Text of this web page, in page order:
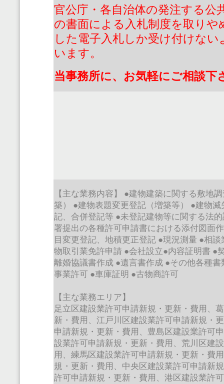
官公庁・各自治体の発注する公
の書面による入札制度を取り
した電子入札しか受け付けな
います。
当事務所に、お気軽にご相談下
【主な業務内容】 ●建物建築に関する敷地
築）
●建物表題変更登記（増築等） ●建物滅
記、合併登記等 ●未登記建物等に関する法
署提出の各種許可申請書における添付図面
目変更登記、地積更正登記 ●現況測量 ●相談
物取引業免許申請 ●会社設立●内容証明書 ●
離婚協議書作成 ●遺言書作成 ●その他各種書
事業許可
●車庫証明 ●古物商許可
【主な業務エリア】
足立区建設業許可申請新規・更新・費用、
新・費用、江戸川区建設業許可申請新規・
申請新規・更新・費用、豊島区建設業許可
設業許可申請新規・更新・費用、荒川区建
用、練馬区建設業許可申請新規・更新・費
規・更新・費用、中央区建設業許可申請新
許可申請新規・更新・費用、港区建設業許